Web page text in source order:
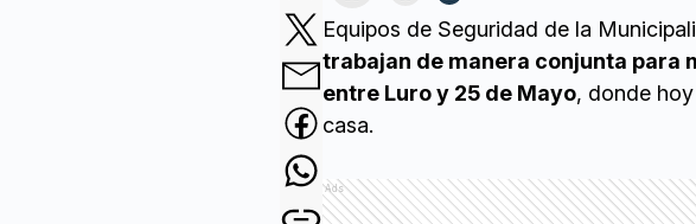
Equipos de Seguridad de la
trabajan de manera conjunta para
entre Luro y 25 de Mayo, donde
casa.
Ads